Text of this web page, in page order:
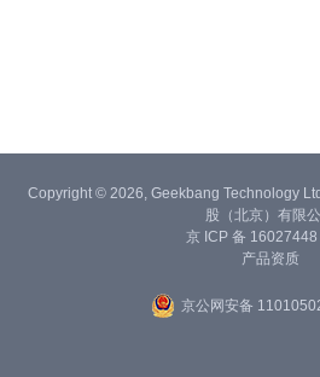
Copyright © 2026, Geekbang Technology
股（北京）有限
京 ICP 备 16027448
产品资质
京公网安备